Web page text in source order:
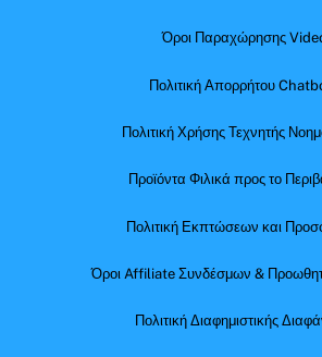
Όροι Παραχώρησης
Πολιτική Απορρήτου
Πολιτική Χρήσης Τεχνητής
Προϊόντα Φιλικά προς το
Πολιτική Εκπτώσεων και
Όροι Affiliate Συνδέσμων &
Πολιτική Διαφημιστικής